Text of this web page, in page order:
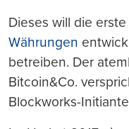
Dieses will die
Währungen
betreiben. Der
Bitcoin&Co.
Blockworks-